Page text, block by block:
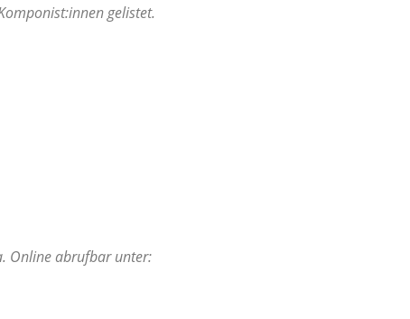
gelistet.
Online abrufbar unter: